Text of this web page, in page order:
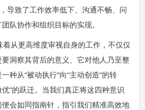
导致了工作效率低下、沟通不畅、问
队协作和组织目标的实现。
从更高维度审视自身的工作，不仅仅
洞察其背后的意义、它对他人乃至整
种从“被动执行”向“主动创造”的转
优”的跃迁。当我们真正将这四种意识
会如同指南针，指引我们精准高效地